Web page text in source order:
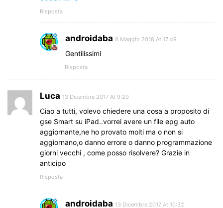
Risposta
androidaba 8 Maggio 2018 At 17:49
Gentilissimi
Risposta
Luca 13 Dicembre 2017 At 9:29
Ciao a tutti, volevo chiedere una cosa a proposito di
gse Smart su iPad..vorrei avere un file epg auto
aggiornante,ne ho provato molti ma o non si
aggiornano,o danno errore o danno programmazione
giorni vecchi , come posso risolvere? Grazie in
anticipo
Risposta
androidaba 13 Dicembre 2017 At 10:32